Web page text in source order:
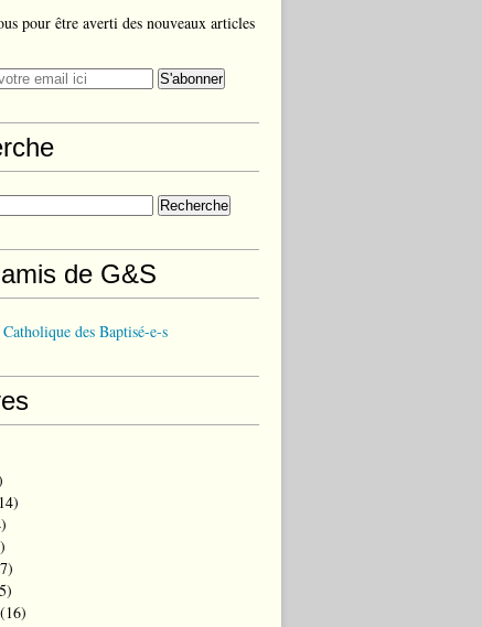
pour être averti des nouveaux articles
de G&S
des Baptisé-e-s
(16)